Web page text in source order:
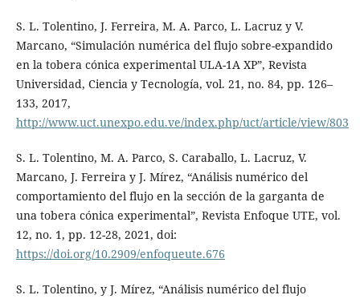
S. L. Tolentino, J. Ferreira, M. A. Parco, L. Lacruz y V.
Marcano, “Simulación numérica del flujo sobre-expandido
en la tobera cónica experimental ULA-1A XP”, Revista
Universidad, Ciencia y Tecnología, vol. 21, no. 84, pp. 126–
133, 2017,
http://www.uct.unexpo.edu.ve/index.php/uct/article/view/803
S. L. Tolentino, M. A. Parco, S. Caraballo, L. Lacruz, V.
Marcano, J. Ferreira y J. Mírez, “Análisis numérico del
comportamiento del flujo en la sección de la garganta de
una tobera cónica experimental”, Revista Enfoque UTE, vol.
12, no. 1, pp. 12-28, 2021, doi:
https://doi.org/10.2909/enfoqueute.676
S. L. Tolentino, y J. Mírez, “Análisis numérico del flujo